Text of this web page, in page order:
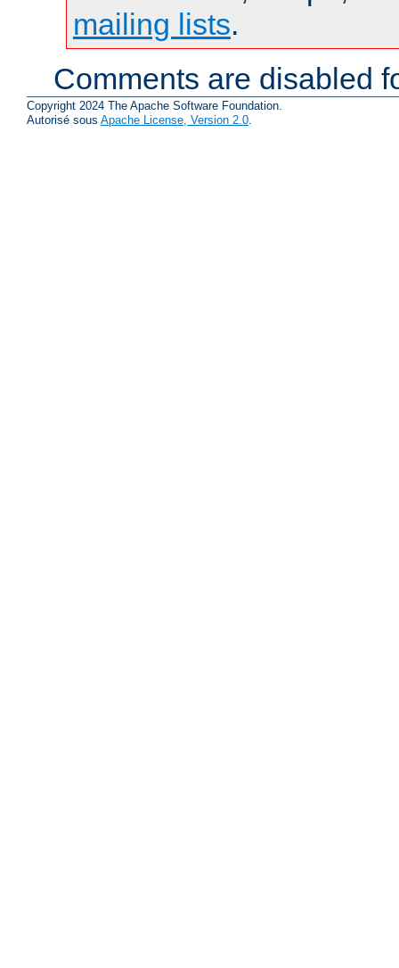
mailing lists.
Comments are disabled
Copyright 2024 The Apache Software Foundation.
Autorisé sous Apache License, Version 2.0.